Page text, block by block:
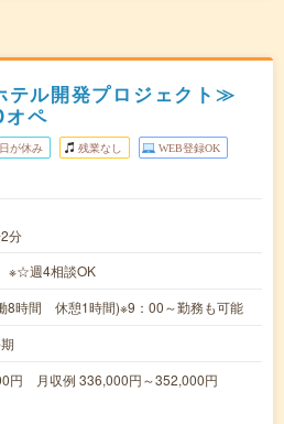
ル開発プロジェクト≫
オペ
が休み 残業なし WEB登録OK
分
※☆週4相談OK
8時間 休憩1時間)※9：00～勤務も可能
円 月収例 336,000円～352,000円